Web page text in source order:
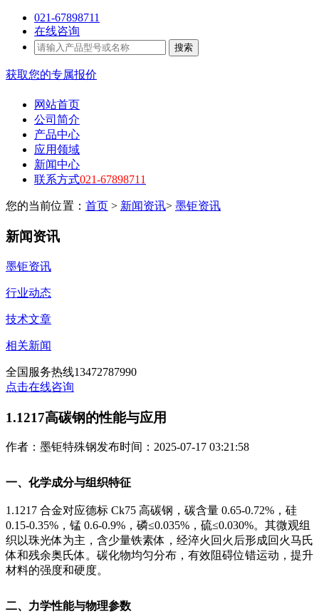
021-67898711
在线咨询
搜索
获取您的专属报价
网站首页
公司简介
产品中心
应用领域
新闻中心
联系方式021-67898711
您的当前位置： 首页 > 新闻资讯> 墨钜资讯
新闻资讯
墨钜资讯
行业动态
技术文章
相关新闻
全国服务热线13472787990
点击在线咨询
1.1217高碳钢的性能与应用
作者：墨钜特殊钢发布时间：2025-07-17 03:21:58
一、化学成分与组织特征
1.1217 合金对应德标 Ck75 高碳钢，碳含量 0.65-0.72%，硅
0.15-0.35%，锰 0.6-0.9%，磷≤0.035%，硫≤0.030%。其微观组
织以珠光体为主，含少量铁素体，经淬火回火后形成回火马氏
体和残余奥氏体。碳化物均匀分布，有效阻碍位错运动，提升
材料的强度和硬度。
二、力学性能与物理参数